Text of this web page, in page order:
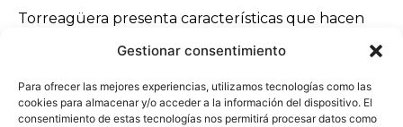
Gestionar consentimiento
Para ofrecer las mejores experiencias, utilizamos tecnologías como las
cookies para almacenar y/o acceder a la información del dispositivo. El
consentimiento de estas tecnologías nos permitirá procesar datos como
Torreagüera presenta características que hacen
Proximidad a Murcia capital
Alta actividad social